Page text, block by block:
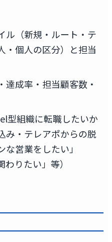
ル（新規・ルート・テ
・個人の区分）と担当
達成率・担当顧客数・
型組織に転職したいか
み・テレアポからの脱
営業をしたい」
わりたい」等）